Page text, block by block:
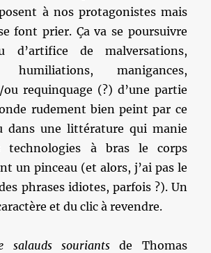
à nos protagonistes mais
font prier. Ça va se poursuivre
d’artifice de malversations,
humiliations, manigances,
requinquage (?) d’une partie
rudement bien peint par ce
dans une littérature qui manie
technologies à bras le corps
un pinceau (et alors, j’ai pas le
phrases idiotes, parfois ?). Un
et du clic à revendre.
salauds souriantsde Thomas